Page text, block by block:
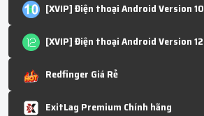
[XVIP] Điện thoại Android Version 10
[XVIP] Điện thoại Android Version 12
Redfinger Giá Rẻ
ExitLag Premium Chính hãng